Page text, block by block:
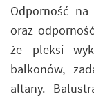
Odporność na
oraz
że pleksi
balkonów,
altany.